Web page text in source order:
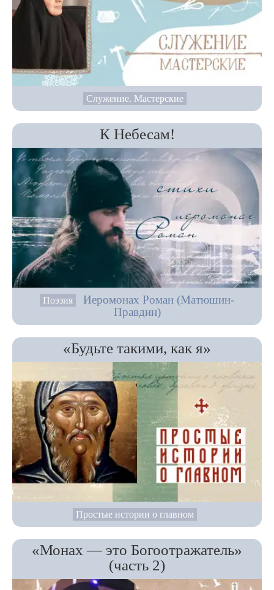
Служение. Мастерские
К Небесам!
Поэзия
Иеромонах Роман (Матюшин-
Правдин)
«Будьте такими, как я»
Простые истории о главном
«Монах — это Богоотражатель»
(часть 2)